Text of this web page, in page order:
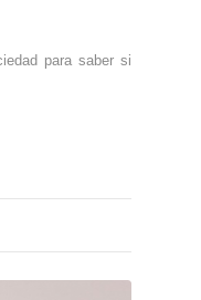
para saber si